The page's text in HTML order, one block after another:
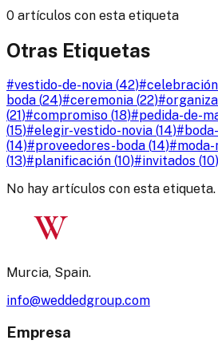
0 artículos con esta etiqueta
Otras Etiquetas
#vestido-de-novia (42)#celebración
boda (24)#ceremonia (22)#
(21)#compromiso (18)#pedida-de-
(15)#elegir-vestido-novia (14)#
(14)#proveedores-boda (14)#
(13)#planificación (10)#invitados (10)
No hay artículos con esta etiqueta.
W
Murcia, Spain.
info@weddedgroup.com
Empresa